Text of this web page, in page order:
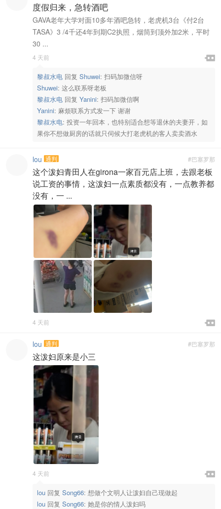
度假归来，急转酒吧
GAVA老年大学对面10多年酒吧急转，老虎机3台《付2台
TASA》3 /4千还4年到期C2执照，烟筒到顶外加2米，平时
30 ...

4 天前 
黎叔水电 回复 Shuwei: 扫码加微信呀
Shuwei: 这么联系呀老板
黎叔水电 回复 Yanini: 扫码加微信啊
Yanini: 麻烦联系方式发一下 谢谢
黎叔水电: 投资一年回本，也特别适合想等退休的夫妻开，如
果你不想做厨房的话就只伺候大打老虎机的客人卖卖酒水
#巴塞罗那
lou 通判
这个泼妇青田人在girona一家百元店上班，去跟老板
说工资的事情，这泼妇一点素质都没有，一点教养都
没有，一 ...

4 天前 
#巴塞罗那
lou 通判
这泼妇原来是小三

4 天前 
lou 回复 Song66: 想做个文明人让泼妇自己现做起
lou 回复 Song66: 她是你的情人泼妇吗